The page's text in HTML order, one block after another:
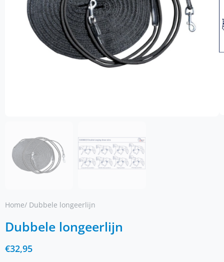
Home/ Dubbele longeerlijn
Dubbele longeerlijn
€32,95